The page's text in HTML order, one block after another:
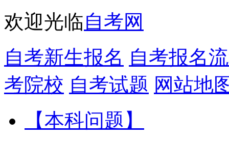
欢迎光临自考网
自考新生报名 自考报名
考院校 自考试题 网站地
【本科问题】